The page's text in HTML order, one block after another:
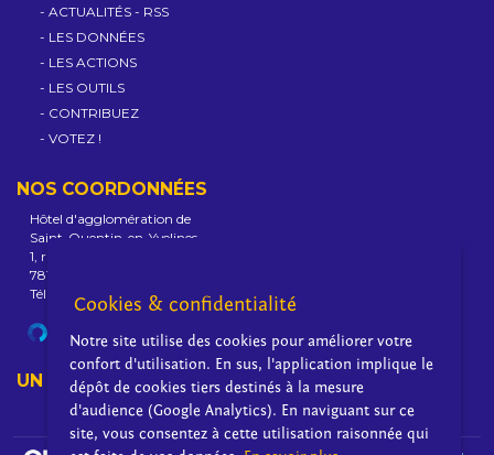
ACTUALITÉS- RSS
LES DONNÉES
LES ACTIONS
LES OUTILS
CONTRIBUEZ
VOTEZ !
NOS COORDONNÉES
Hôtel d'agglomération de
Saint-Quentin-en-Yvelines
1, rue Eugène-Hénaff - BP 10118
78192 Trappes Cedex - France
Tél : +33 1 39 44 80 80
SITE DE L'AGGLOMÉRATION
UN PROJET PORTÉ PAR
Cookies & confidentialité
Notre site utilise des cookies pour améliorer votre
confort d'utilisation. En sus, l'application implique le
dépôt de cookies tiers destinés à la mesure
d'audience (Google Analytics). En naviguant sur ce
site, vous consentez à cette utilisation raisonnée qui